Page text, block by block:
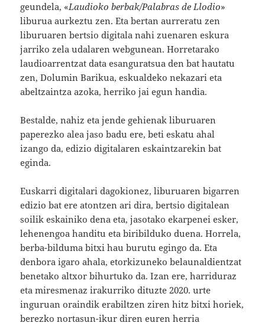
geundela, «Laudioko berbak/Palabras de Llodio»
liburua aurkeztu zen. Eta bertan aurreratu zen
liburuaren bertsio digitala nahi zuenaren eskura
jarriko zela udalaren webgunean. Horretarako
laudioarrentzat data esanguratsua den bat hautatu
zen, Dolumin Barikua, eskualdeko nekazari eta
abeltzaintza azoka, herriko jai egun handia.
Bestalde, nahiz eta jende gehienak liburuaren
paperezko alea jaso badu ere, beti eskatu ahal
izango da, edizio digitalaren eskaintzarekin bat
eginda.
Euskarri digitalari dagokionez, liburuaren bigarren
edizio bat ere atontzen ari dira, bertsio digitalean
soilik eskainiko dena eta, jasotako ekarpenei esker,
lehenengoa handitu eta biribilduko duena. Horrela,
berba-bilduma bitxi hau burutu egingo da. Eta
denbora igaro ahala, etorkizuneko belaunaldientzat
benetako altxor bihurtuko da. Izan ere, harriduraz
eta miresmenaz irakurriko dituzte 2020. urte
inguruan oraindik erabiltzen ziren hitz bitxi horiek,
berezko nortasun-ikur diren euren herria